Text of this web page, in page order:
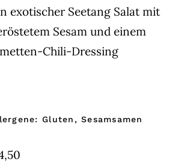
exotischer Seetang Salat mit
Sesam und einem
Chili-Dressing
Gluten, Sesamsamen